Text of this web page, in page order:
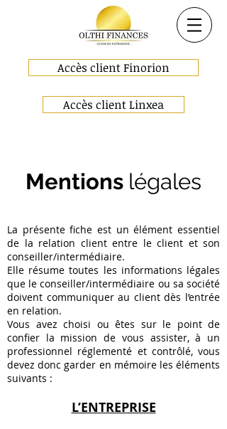
Accès client Finorion
Accès client Linxea
Mentions légales
La présente fiche est un élément essentiel
de la relation client entre le client et son
conseiller/intermédiaire.
Elle résume toutes les informations légales
que le conseiller/intermédiaire ou sa société
doivent communiquer au client dès l’entrée
en relation.
Vous avez choisi ou êtes sur le point de
confier la mission de vous assister, à un
professionnel réglementé et contrôlé, vous
devez donc garder en mémoire les éléments
suivants :
L’ENTREPRISE